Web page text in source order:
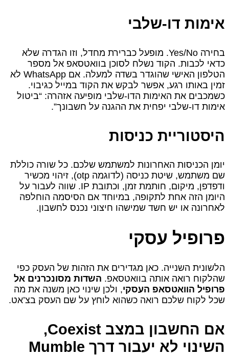
אימות דו-שלבי
בחירה Yes/No. מופעל כברירת מחדל, וזו הגדרה שלא
כדאי לכבות. הקוד נשלח לסוכן בוואטסאפ אל מספר
הטלפון האישי שהוגדר בשדה למעלה. אם WhatsApp לא
זמין באותו רגע, אפשר לבקש את הקוד במייל כגיבוי.
כשמכבים את האימות הדו-שלבי מופיעה אזהרה: “ביטול
אימות דו-שלבי יפחית את ההגנה על חשבונך”.
היסטוריית כניסות
יומן הכניסות האחרונות למשתמש שלכם. כל שורה כוללת
שם משתמש, שיטת כניסה (לדוגמה otp), זיהוי מכשיר
ודפדפן, מיקום, חותמת זמן, וכתובת IP. שווה לעבור על
היומן הזה אחת לתקופה, במיוחד אם הסיסמה הוחלפה
לאחרונה או יש חשד שמישהו חיצוני נכנס לחשבון.
פרופיל עסקי
הלשונית השנייה. כאן מגדירים את הזהות של העסק כפי
שהלקוח רואה אותה בוואטסאפ. השדות מסונכרנים אל
פרופיל הוואטסאפ העסקי, ולכן שינוי כאן משנה את מה
שכל לקוח שלכם רואה כשהוא לוחץ על שם העסק בצ’אט.
אם החשבון במצב Coexist,
השינוי לא יעבור דרך Mumble